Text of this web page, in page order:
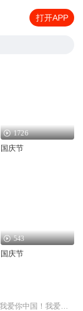
打开APP
1726
国庆节
543
国庆节